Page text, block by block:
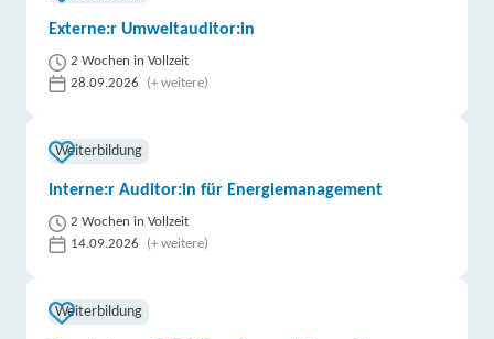
Externe:r Umweltauditor:in
2 Wochen in Vollzeit
28.09.2026
(+ weitere)
Weiterbildung
Interne:r Auditor:in für Energiemanagement
2 Wochen in Vollzeit
14.09.2026
(+ weitere)
Weiterbildung